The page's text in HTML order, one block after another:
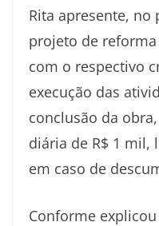
Rita apresente, no
projeto de
com o respectivo
execução das
conclusão da
diária de R$ 1 mil,
em caso de
Conforme